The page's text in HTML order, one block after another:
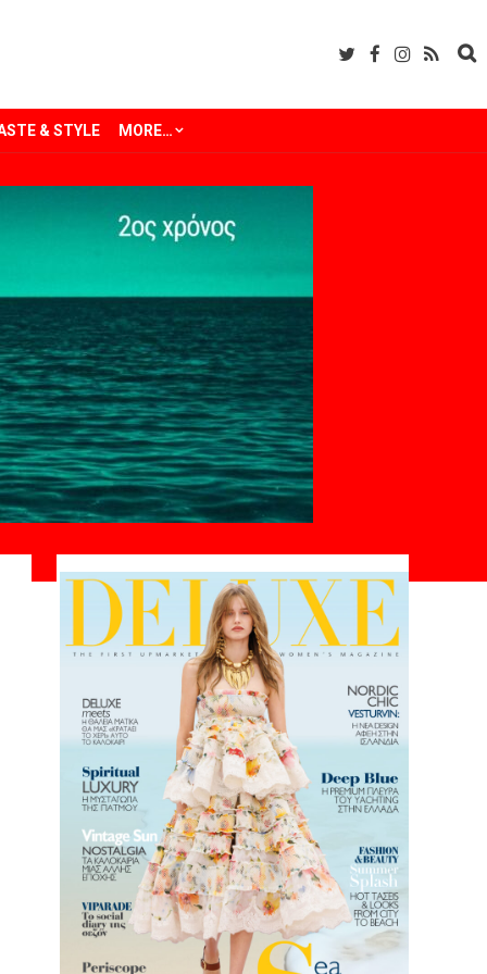
& STYLE MORE…